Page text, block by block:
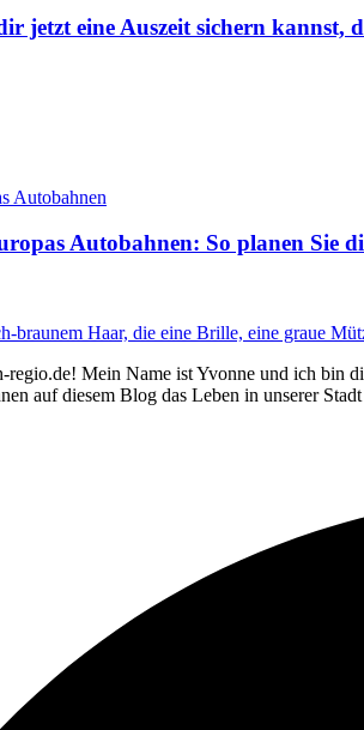
jetzt eine Auszeit sichern kannst,
Autobahnen: So planen Sie
Mein Name ist Yvonne und ich bin
auf diesem Blog das Leben in unserer